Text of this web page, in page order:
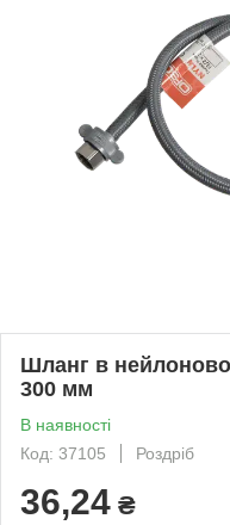
Шланг в
300 мм
В наявності
Код: 37105
Роздріб
36,24 ₴